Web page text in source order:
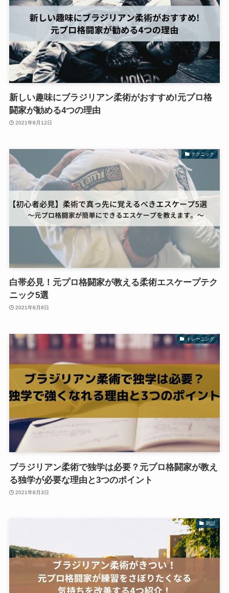
新しい趣味にブラジリアン柔術がおすすめ!元プロ格
闘家が勧める4つの理由
2021年8月12日
テクニック
白帯必見！元プロ格闘家が教える柔術エスケープテク
ニック5選
2021年8月8日
トレーニング
ブラジリアン柔術で独学は必要？元プロ格闘家が教え
る独学が必要な理由と3つのポイント
2021年8月3日
雑記